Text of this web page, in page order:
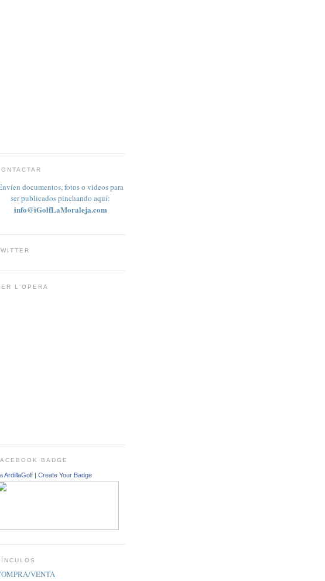
documentos, fotos o videos para
ser publicados pinchando aquí:
info@iGolfLaMoraleja.com
L'OPERA
BADGE
ArdillaGolf | Create Your Badge
VENTA